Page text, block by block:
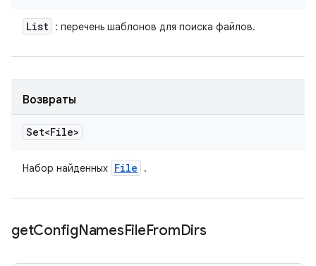
List : перечень шаблонов для поиска файлов.
Возвраты
Set<File>
Набор найденных File .
getConfigNamesFileFromDirs